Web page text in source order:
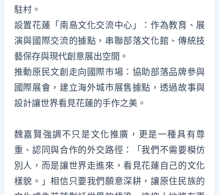
駐村。
設置花蓮「南島文化交流中心」：作為教育、展
演與國際交流的據點，串聯部落文化館、傳統技
藝保存與現代創意展出空間。
推動原民文創走向國際市場：協助部落品牌參與
國際展會，建立海外城市展售據點，透過故事與
設計讓世界看見花蓮的手作之美。
魏嘉賢強調不只是文化推廣，更是一種具有尊
重、認同與合作的外交路徑：「我們不需要模仿
別人，而是讓世界走進來，看見花蓮自己的文化
樣貌。」相信只要我們願意深耕，讓原住民族的